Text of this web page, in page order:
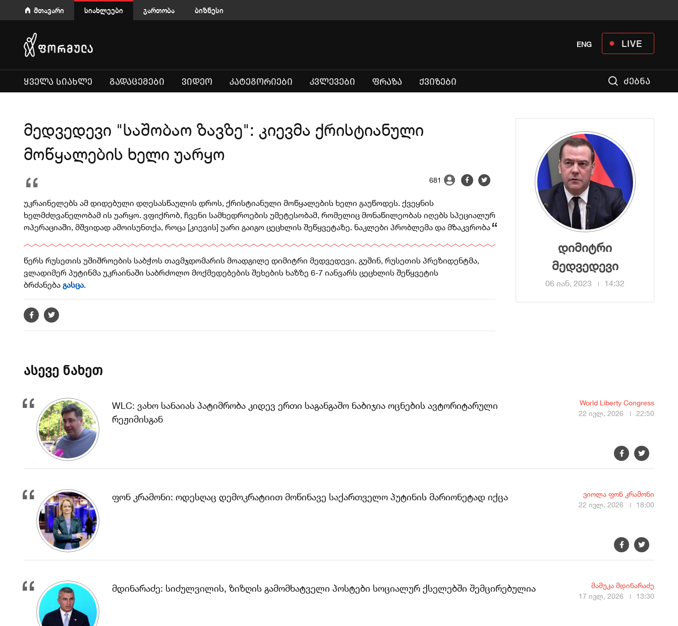
მთავარი სიახლეები გართობა ბიზნესი
LIVE
ENG
ᲧᲕᲔᲚᲐ ᲡᲘᲐᲮᲚᲔ ᲒᲐᲓᲐᲪᲔᲛᲔᲑᲘ ᲕᲘᲓᲔᲝ ᲙᲐᲢᲔᲒᲝᲠᲘᲔᲑᲘ ᲙᲕᲚᲔᲕᲔᲑᲘ ᲤᲠᲐᲖᲐ(CURRENT)
ᲥᲕᲘᲖᲔᲑᲘ ძებნა
დიმიტრი
მედვედევი
06 იან, 2023 14:32
მედვედევი "საშობაო ზავზე": კიევმა ქრისტიანული
მოწყალების ხელი უარყო
681
უკრაინელებს ამ დიდებული დღესასწაულის დროს, ქრისტიანული მოწყალების ხელი გაუწოდეს. ქვეყნის
ხელმძღვანელობამ ის უარყო. ვფიქრობ, ჩვენი სამხედროების უმეტესობამ, რომელიც მონაწილეობას იღებს სპეციალურ
ოპერაციაში, მშვიდად ამოისუნთქა, როცა [კიევის] უარი გაიგო ცეცხლის შეწყვეტაზე. ნაკლები პრობლემა და მზაკვრობა
წერს რუსეთის უშიშროების საბჭოს თავმჯდომარის მოადგილე დიმიტრი მედვედევი. გუშინ, რუსეთის პრეზიდენტმა,
ვლადიმერ პუტინმა უკრაინაში საბრძოლო მოქმედებების შეხების ხაზზე 6-7 იანვარს ცეცხლის შეწყვეტის
ბრძანება გასცა.
ასევე ნახეთ
WLC: ვახო სანაიას პატიმრობა კიდევ ერთი საგანგაშო ნაბიჯია ოცნების ავტორიტარული
რეჟიმისგან
World Liberty Congress
22 ივლ, 2026
22:50
ფონ კრამონი: ოდესღაც დემოკრატიით მოწინავე საქართველო პუტინის მარიონეტად იქცა
ვიოლა ფონ კრამონი
22 ივლ, 2026
18:00
მდინარაძე: სიძულვილის, ზიზღის გამომხატველი პოსტები სოციალურ ქსელებში შემცირებულია
მამუკა მდინარაძე
17 ივლ, 2026
13:30